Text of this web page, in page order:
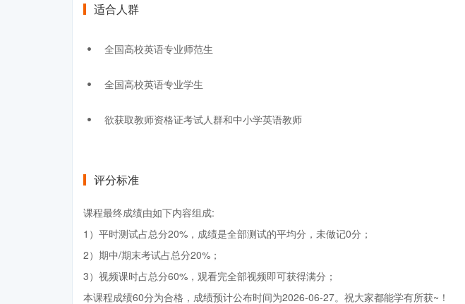
适合人群
全国高校英语专业师范生
全国高校英语专业学生
欲获取教师资格证考试人群和中小学英语教师
评分标准
课程最终成绩由如下内容组成:
1）平时测试占总分20%，成绩是全部测试的平均分，未做记0分；
2）期中/期末考试占总分20%；
3）视频课时占总分60%，观看完全部视频即可获得满分；
本课程成绩60分为合格，成绩预计公布时间为2026-06-27。祝大家都能学有所获~！